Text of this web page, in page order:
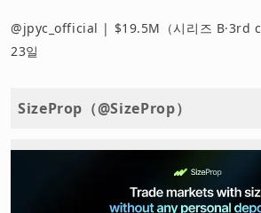
@jpyc_official | $19.5M（시리즈 B·3rd
23일
SizeProp（@SizeProp）